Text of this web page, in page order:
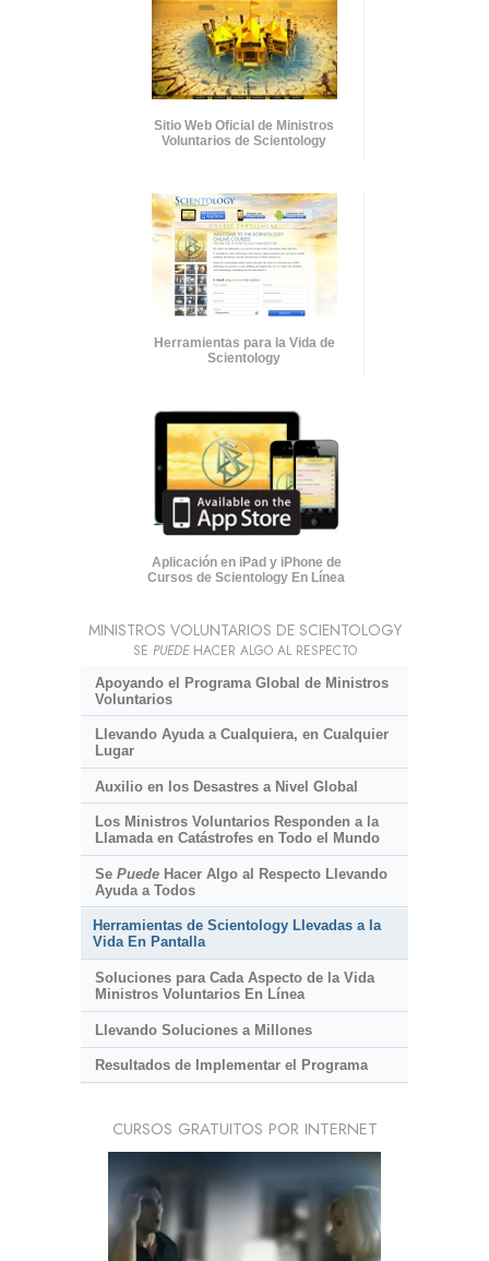
Sitio Web Oficial de Ministros
Voluntarios de Scientology
Herramientas para la Vida de
Scientology
Aplicación en iPad y iPhone de
Cursos de Scientology En Línea
MINISTROS VOLUNTARIOS DE SCIENTOLOGY
SE PUEDEHACER ALGO AL RESPECTO
Apoyando el Programa Global de Ministros
Voluntarios
Llevando Ayuda a Cualquiera, en Cualquier
Lugar
Auxilio en los Desastres a Nivel Global
Los Ministros Voluntarios Responden a la
Llamada en Catástrofes en Todo el Mundo
Se PuedeHacer Algo al Respecto Llevando
Ayuda a Todos
Herramientas de Scientology Llevadas a la
Vida En Pantalla
Soluciones para Cada Aspecto de la Vida
Ministros Voluntarios En Línea
Llevando Soluciones a Millones
Resultados de Implementar el Programa
CURSOS GRATUITOS POR INTERNET